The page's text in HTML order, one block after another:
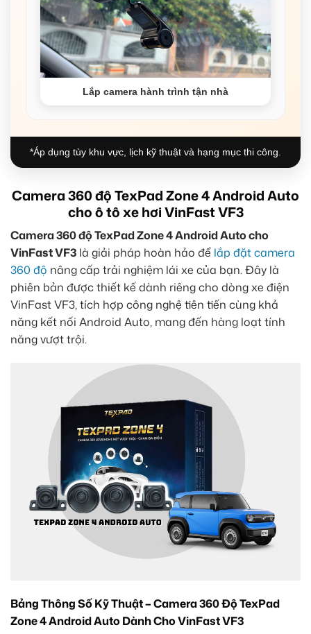
Lắp camera hành trình tận nhà
*Áp dụng tùy khu vực, lịch kỹ thuật và hạng mục thi công.
Camera 360 độ TexPad Zone 4 Android Auto
cho ô tô xe hơi VinFast VF3
Camera 360 độ TexPad Zone 4 Android Auto cho
VinFast VF3 là giải pháp hoàn hảo để lắp đặt camera
360 độ nâng cấp trải nghiệm lái xe của bạn. Đây là
phiên bản được thiết kế dành riêng cho dòng xe điện
VinFast VF3, tích hợp công nghệ tiên tiến cùng khả
năng kết nối Android Auto, mang đến hàng loạt tính
năng vượt trội.
Bảng Thông Số Kỹ Thuật – Camera 360 Độ TexPad
Zone 4 Android Auto Dành Cho VinFast VF3